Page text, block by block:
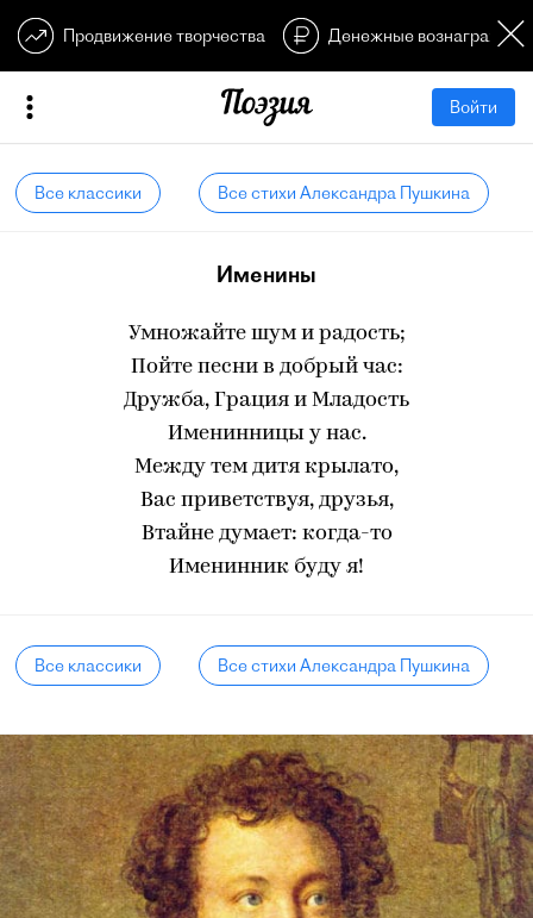
Продвижение творчества Денежные
Войти
Все классики Все стихи Александра Пушкина
Именины
Умножайте шум и радость;
Пойте песни в добрый час:
Дружба, Грация и Младость
Именинницы у нас.
Между тем дитя крылато,
Вас приветствуя, друзья,
Втайне думает: когда-то
Именинник буду я!
Все классики Все стихи Александра Пушкина